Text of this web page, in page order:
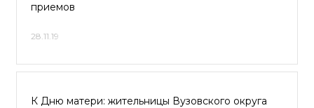
приемов
28.11.19
К Дню матери: жительницы Вузовского округа